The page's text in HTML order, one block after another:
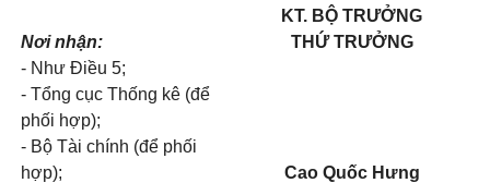
Nơi nhận:
- Như Điều 5;
- Tổng cục Thống kê (để
phối hợp);
- Bộ Tài chính (để phối
hợp);
KT. BỘ TRƯỞNG
THỨ TRƯỞNG
Cao Quốc Hưng